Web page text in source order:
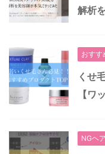
解析
おすす
くせ
【ワ
NGヘ